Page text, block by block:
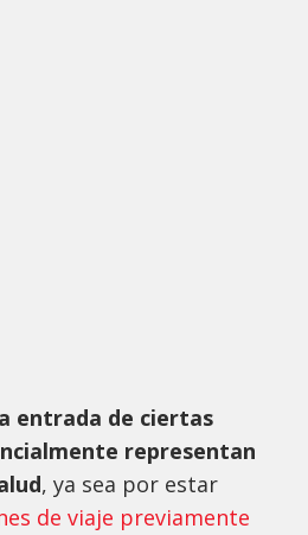
entrada de ciertas
representan
, ya sea por estar
de viaje previamente